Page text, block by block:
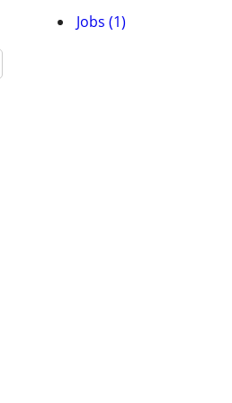
Jobs (1)